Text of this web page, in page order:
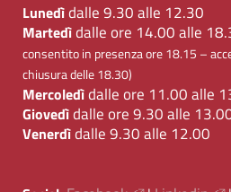
Lunedìdalle 9.30 alle 12.30
Martedìdalle ore 14.00 alle
consentito in presenza ore 18.15 –
chiusura delle 18.30)
Mercoledìdalle ore 11.00 alle
Giovedìdalle ore 9.30 alle
Venerdìdalle 9.30 alle 12.00